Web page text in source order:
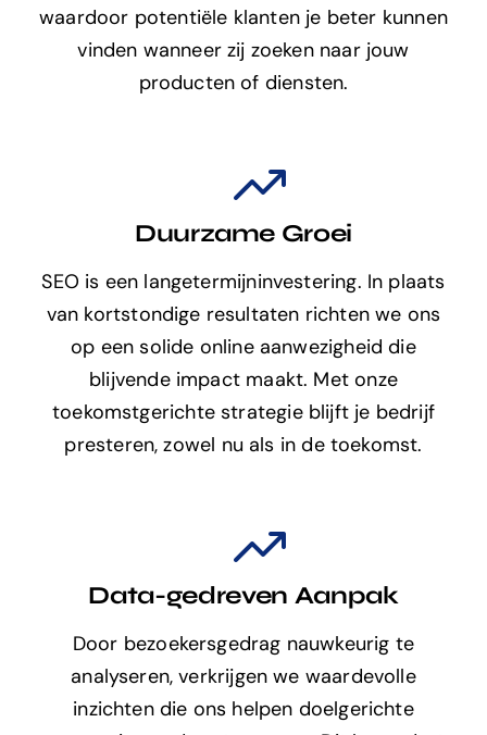
waardoor potentiële klanten je beter kunnen
vinden wanneer zij zoeken naar jouw
producten of diensten.
Duurzame Groei
SEO is een langetermijninvestering. In plaats
van kortstondige resultaten richten we ons
op een solide online aanwezigheid die
blijvende impact maakt. Met onze
toekomstgerichte strategie blijft je bedrijf
presteren, zowel nu als in de toekomst.
Data-gedreven Aanpak
Door bezoekersgedrag nauwkeurig te
analyseren, verkrijgen we waardevolle
inzichten die ons helpen doelgerichte